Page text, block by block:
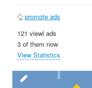
promote ads
121 viewl ads
3 of them now
View Statistics